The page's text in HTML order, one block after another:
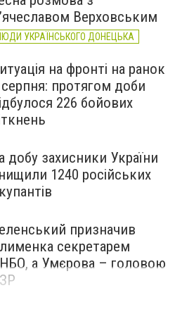
Верховським
УКРАЇНСЬКОГО ДОНЕЦЬКА
на фронті на ранок
протягом доби
226 бойових
добу захисники України
1240 російських
призначив
секретарем
а Умєрова – головою